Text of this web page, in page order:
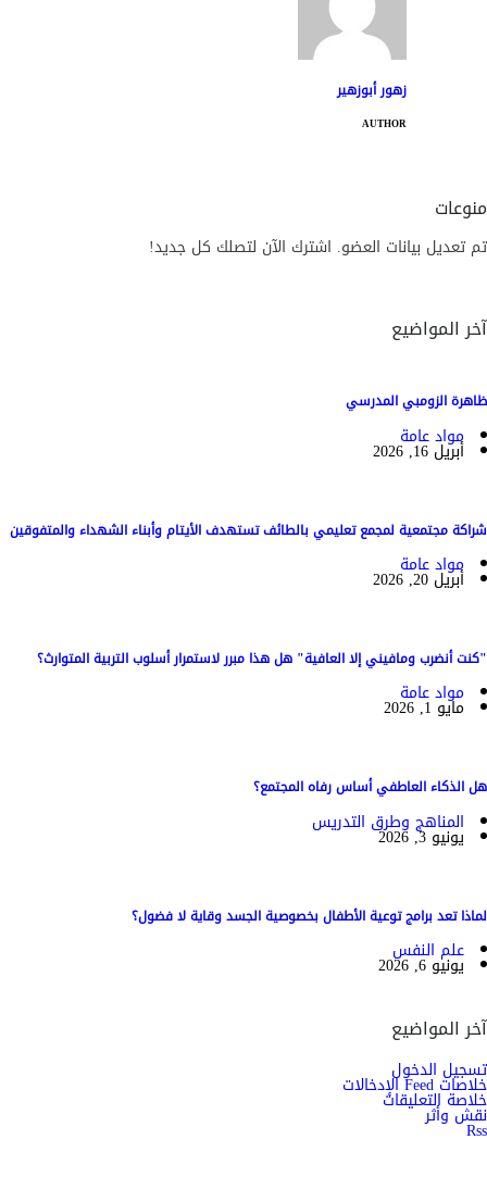
زهور أبوزهير
AUTHOR
منوعات
تم تعديل بيانات العضو. اشترك الآن لتصلك كل جديد!
آخر المواضيع
ظاهرة الزومبي المدرسي
مواد عامة
أبريل 16, 2026
شراكة مجتمعية لمجمع تعليمي بالطائف تستهدف الأيتام وأبناء الشهداء والمتفوقين
مواد عامة
أبريل 20, 2026
"كنت أنضرب ومافيني إلا العافية" هل هذا مبرر لاستمرار أسلوب التربية المتوارث؟
مواد عامة
مايو 1, 2026
هل الذكاء العاطفي أساس رفاه المجتمع؟
المناهج وطرق التدريس
يونيو 3, 2026
لماذا تعد برامج توعية الأطفال بخصوصية الجسد وقاية لا فضول؟
علم النفس
يونيو 6, 2026
آخر المواضيع
تسجيل الدخول
خلاصات Feed الإدخالات
خلاصة التعليقات
نقش وأثر
Rss